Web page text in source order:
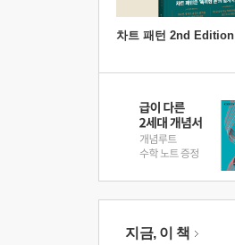
차트 패턴 2nd Edition
지금, 이 책